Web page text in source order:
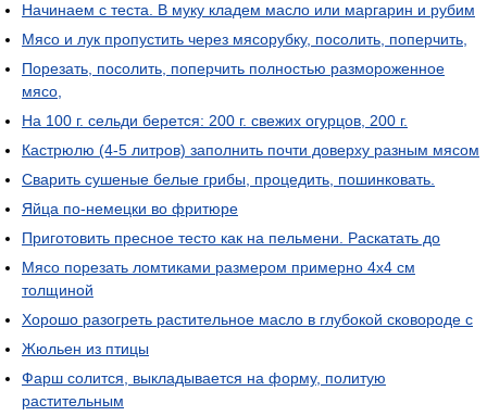
Начинаем с теста. В муку кладем масло или маргарин и рубим
Мясо и лук пропустить через мясорубку, посолить, поперчить,
Порезать, посолить, поперчить полностью размороженное
мясо,
На 100 г. сельди берется: 200 г. свежих огурцов, 200 г.
Кастрюлю (4-5 литров) заполнить почти доверху разным мясом
Сварить сушеные белые грибы, процедить, пошинковать.
Яйца по-немецки во фритюре
Приготовить пресное тесто как на пельмени. Раскатать до
Мясо порезать ломтиками размером примерно 4х4 см
толщиной
Хорошо разогреть растительное масло в глубокой сковороде с
Жюльен из птицы
Фарш солится, выкладывается на форму, политую
растительным